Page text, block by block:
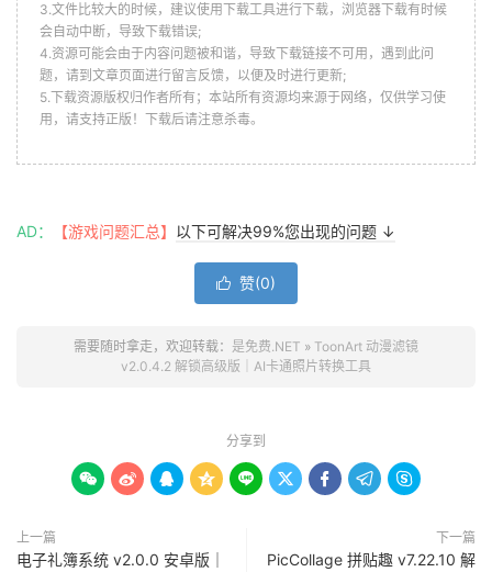
3.文件比较大的时候，建议使用下载工具进行下载，浏览器下载有时候
会自动中断，导致下载错误;
4.资源可能会由于内容问题被和谐，导致下载链接不可用，遇到此问
题，请到文章页面进行留言反馈，以便及时进行更新;
5.下载资源版权归作者所有；本站所有资源均来源于网络，仅供学习使
用，请支持正版！下载后请注意杀毒。
AD： 【游戏问题汇总】 以下可解决99%您出现的问题 ↓
 赞(0)
需要随时拿走，欢迎转载： 是免费.NET » ToonArt 动漫滤镜
v2.0.4.2 解锁高级版｜AI卡通照片转换工具
分享到
        
上一篇
电子礼簿系统 v2.0.0 安卓版｜
下一篇
PicCollage 拼贴趣 v7.22.10 解